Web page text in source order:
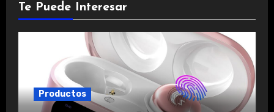
Te Puede Interesar
Productos